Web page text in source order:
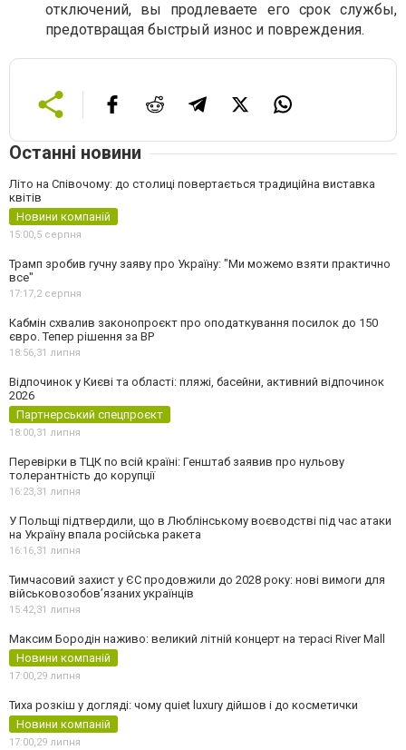
отключений, вы продлеваете его срок службы,
предотвращая быстрый износ и повреждения.
Останні новини
Літо на Співочому: до столиці повертається традиційна виставка
квітів
Новини компаній
15:00,5 серпня
Трамп зробив гучну заяву про Україну: "Ми можемо взяти практично
все"
17:17,2 серпня
Кабмін схвалив законопроєкт про оподаткування посилок до 150
євро. Тепер рішення за ВР
18:56,31 липня
Відпочинок у Києві та області: пляжі, басейни, активний відпочинок
2026
Партнерський спецпроєкт
18:00,31 липня
Перевірки в ТЦК по всій країні: Генштаб заявив про нульову
толерантність до корупції
16:23,31 липня
У Польщі підтвердили, що в Люблінському воєводстві під час атаки
на Україну впала російська ракета
16:16,31 липня
Тимчасовий захист у ЄС продовжили до 2028 року: нові вимоги для
військовозобов’язаних українців
15:42,31 липня
Максим Бородін наживо: великий літній концерт на терасі River Mall
Новини компаній
17:00,29 липня
Тиха розкіш у догляді: чому quiet luxury дійшов і до косметички
Новини компаній
17:00,29 липня